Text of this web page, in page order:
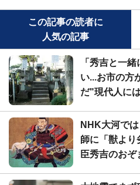
この記事の読者に
人気の記事
「秀吉と一
い...お市の方
だ"現代人に
NHK大河で
師に「獣より
臣秀吉のおぞ